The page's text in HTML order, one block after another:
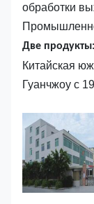
обработки
Две продукты:
Китайская
Гуанчжоу с